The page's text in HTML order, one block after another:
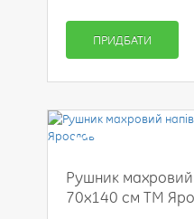
ПРИДБАТИ
-50%
Рушник махровий
70x140 см ТМ